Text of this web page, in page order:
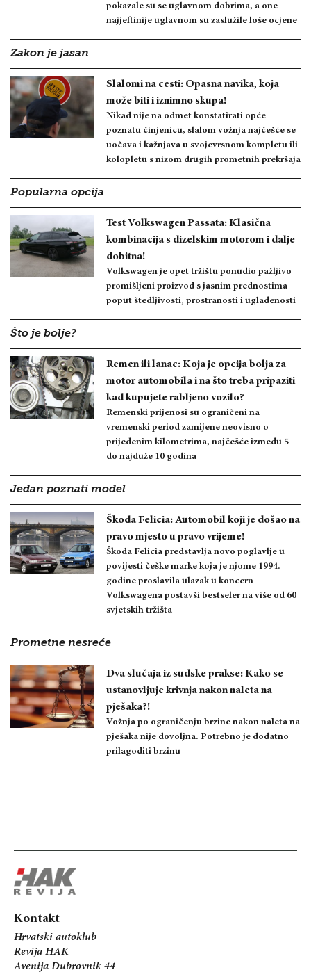
pokazale su se uglavnom dobrima, a one
najjeftinije uglavnom su zaslužile loše ocjene
Zakon je jasan
Slalomi na cesti: Opasna navika, koja
može biti i iznimno skupa!
Nikad nije na odmet konstatirati opće
poznatu činjenicu, slalom vožnja najčešće se
uočava i kažnjava u svojevrsnom kompletu ili
kolopletu s nizom drugih prometnih prekršaja
Popularna opcija
Test Volkswagen Passata: Klasična
kombinacija s dizelskim motorom i dalje
dobitna!
Volkswagen je opet tržištu ponudio pažljivo
promišljeni proizvod s jasnim prednostima
poput štedljivosti, prostranosti i uglađenosti
Što je bolje?
Remen ili lanac: Koja je opcija bolja za
motor automobila i na što treba pripaziti
kad kupujete rabljeno vozilo?
Remenski prijenosi su ograničeni na
vremenski period zamijene neovisno o
prijeđenim kilometrima, najčešće između 5
do najduže 10 godina
Jedan poznati model
Škoda Felicia: Automobil koji je došao na
pravo mjesto u pravo vrijeme!
Škoda Felicia predstavlja novo poglavlje u
povijesti češke marke koja je njome 1994.
godine proslavila ulazak u koncern
Volkswagena postavši bestseler na više od 60
svjetskih tržišta
Prometne nesreće
Dva slučaja iz sudske prakse: Kako se
ustanovljuje krivnja nakon naleta na
pješaka?!
Vožnja po ograničenju brzine nakon naleta na
pješaka nije dovoljna. Potrebno je dodatno
prilagoditi brzinu
Kontakt
Hrvatski autoklub
Revija HAK
Avenija Dubrovnik 44